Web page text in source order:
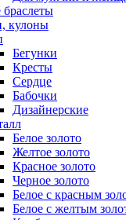
браслеты
кулоны
Бегунки
Кресты
Сердце
Бабочки
Дизайнерские
Белое золото
Желтое золото
Красное золото
Черное золото
Белое с красным
Белое с желтым